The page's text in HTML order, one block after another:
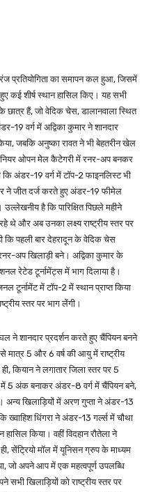
प्रतियोगिता का समापन कल हुआ, जिसमें
कई शीर्ष स्थान हासिल किए। यह सभी
छात्र हैं, जो वेदिक चेस, डालानवाला स्थित
वर्ग में अद्विका कुमार ने शानदार
जबकि अनुष्का रावत ने भी बेहतरीन खेल
ओपन मेल कैटेगरी में रनर-अप बनकर
कि अंडर-19 वर्ग में टॉप-2 फाइनलिस्ट भी
ने जीत दर्ज करते हुए अंडर-19 फीमेल
है कि पारिक्षित पिछले महीने
रहे थे और अब उनका लक्ष्य राष्ट्रीय स्तर पर
कि पहली बार देहरादून के वेदिक चेस
अप खिलाड़ी बने। अद्विका कुमार के
रेटेड टूर्नामेंट्स में भाग दिलाया है।
टूर्नामेंट में टॉप-2 में स्थान प्राप्त किया
स्तर पर भाग लेंगी।
ने शानदार प्रदर्शन करते हुए चैंपियन बनने
से मात्र 5 और 6 वर्ष की आयु में राष्ट्रीय
कियान ने लगातार जिला स्तर पर 5
में 5 अंक बनाकर अंडर-8 वर्ग में चैंपियन बने,
अन्य खिलाड़ियों में अरण गुप्ता ने अंडर-13
ख्वाहिश धिंगरा ने अंडर-13 गर्ल्स में चौथा
किया। वहीं विदहान रौतेला ने
सेंट्रियो मॉल में यूनिसन ग्रुप के माध्यम
जो अपने आप में एक महत्वपूर्ण उपलब्धि
सभी खिलाड़ियों को राष्ट्रीय स्तर पर